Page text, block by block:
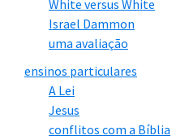
White versus White
Israel Dammon
uma avaliação
ensinos particulares
A Lei
Jesus
conflitos com a Bíblia